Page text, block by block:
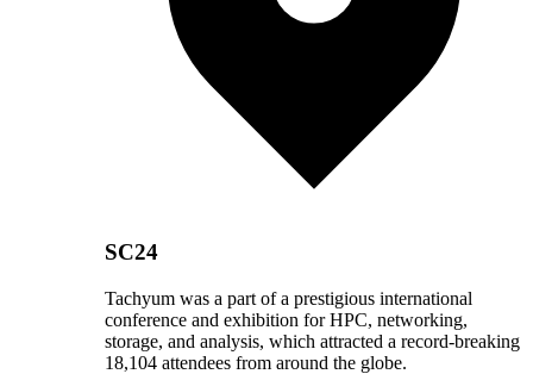
SC24
Tachyum was a part of a prestigious international
conference and exhibition for HPC, networking,
storage, and analysis, which attracted a record-breaking
18,104 attendees from around the globe.